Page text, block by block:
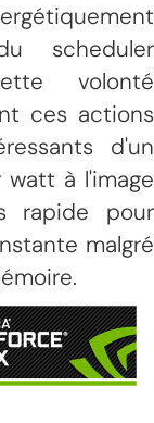
scheduler
volonté
ces actions
d'un
à l'image
rapide pour
malgré